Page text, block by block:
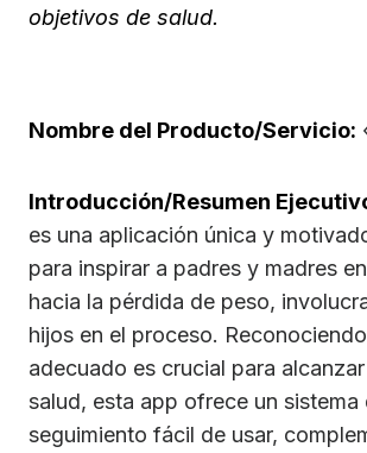
objetivos de salud.
Nombre del Producto/Servicio:
Introducción/Resumen
es una aplicación única y
para inspirar a padres y madres
hacia la pérdida de peso,
hijos en el proceso.
adecuado es crucial para
salud, esta app ofrece un sistema
seguimiento fácil de usar,